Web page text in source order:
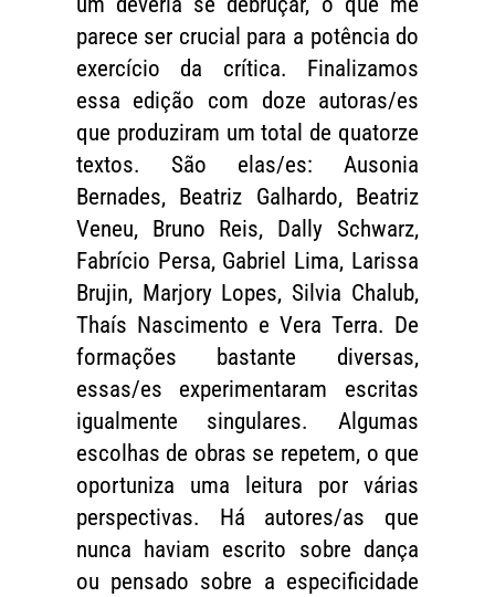
parece ser crucial para a potência do
exercício da crítica. Finalizamos
essa edição com doze autoras/es
que produziram um total de quatorze
textos. São elas/es: Ausonia
Bernades, Beatriz Galhardo, Beatriz
Veneu, Bruno Reis, Dally Schwarz,
Fabrício Persa, Gabriel Lima, Larissa
Brujin, Marjory Lopes, Silvia Chalub,
Thaís Nascimento e Vera Terra. De
formações bastante diversas,
essas/es experimentaram escritas
igualmente singulares. Algumas
escolhas de obras se repetem, o que
oportuniza uma leitura por várias
perspectivas. Há autores/as que
nunca haviam escrito sobre dança
ou pensado sobre a especificidade